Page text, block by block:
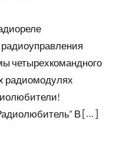
четырехкомандного
радиомодулях
В […]